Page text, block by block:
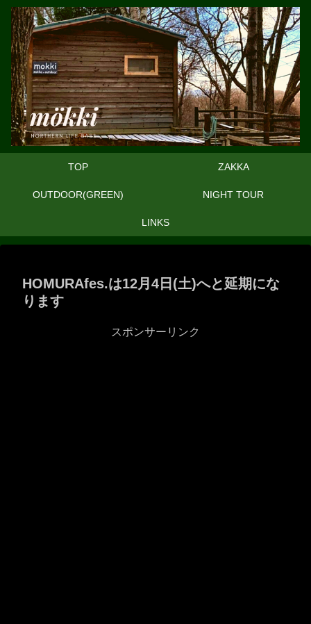
TOP ZAKKA
OUTDOOR(GREEN) NIGHT TOUR
LINKS
HOMURAfes.は12月4日(土)へと延期にな
ります
スポンサーリンク